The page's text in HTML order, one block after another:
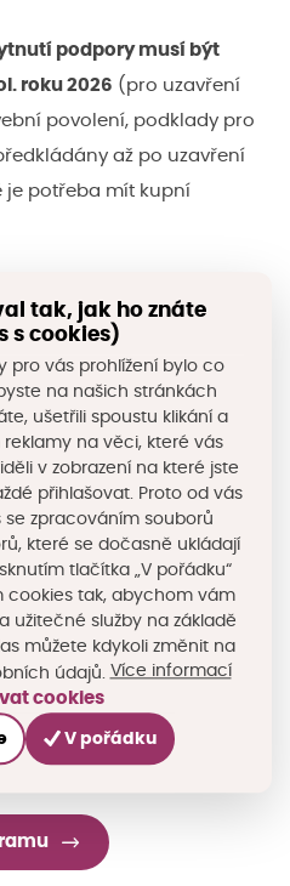
podpory musí být
roku 2026 (pro uzavření
povolení, podklady pro
až po uzavření
je potřeba mít kupní
přičemžžadatelémusí
č. 134/2016 Sb., o
(výběrové řízení je možné
pouze v případě, pokud
). Pokud nejste
č. 134/2016 Sb., o zadávání
výzvě k podávání žádostí
zhotovitele (oslovení
a předložení určitého počtu
musí v rámci přípravy a
zásadu DNSH
(Do No
nepoškozovat“.
tak, jak ho znáte
s cookies)
pro vás prohlížení bylo co
na našich stránkách
ušetřili spoustu klikání a
na věci, které vás
v zobrazení na které jste
přihlašovat. Proto od vás
zpracováním souborů
které se dočasně ukládají
tlačítka „V pořádku“
cookies tak, abychom vám
užitečné služby na základě
můžete kdykoli změnit na
údajů. Více informací
cookies
V pořádku